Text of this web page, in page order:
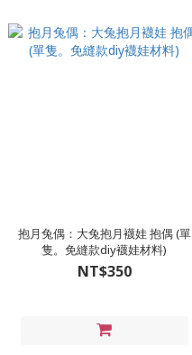
抱月兔偶：大兔抱月襪娃 抱偶 (單
隻。免縫款diy襪娃材料)
NT$350